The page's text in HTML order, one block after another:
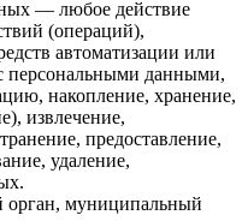
— любое действие
(операций),
автоматизации или
персональными данными,
накопление, хранение,
извлечение,
предоставление,
удаление,
орган, муниципальный